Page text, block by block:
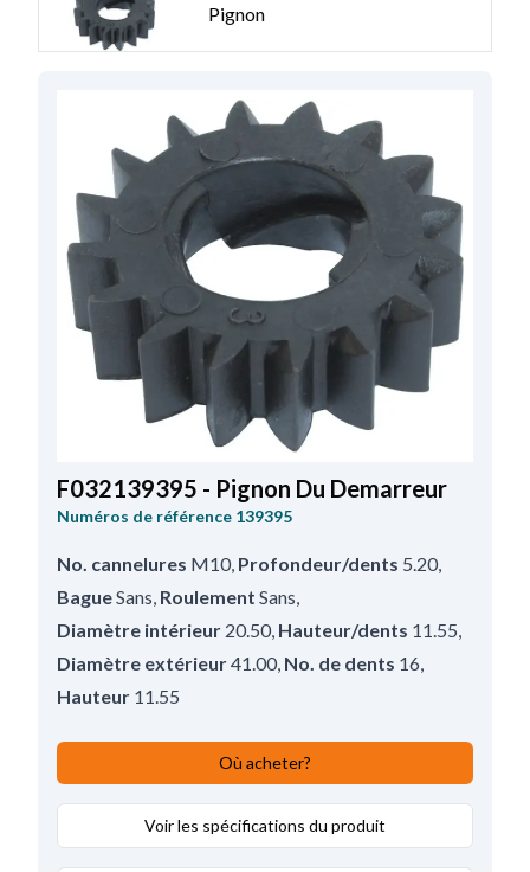
Pignon
F032139395 - Pignon Du Demarreur
Numéros de référence 139395
No. cannelures M10, Profondeur/dents 5.20,
BagueSans, Roulement Sans,
Diamètre intérieur 20.50, Hauteur/dents 11.55,
Diamètre extérieur41.00, No. de dents 16,
Hauteur 11.55
Où acheter?
Voir les spécifications du produit